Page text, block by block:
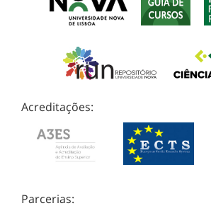
Acreditações:
Parcerias: